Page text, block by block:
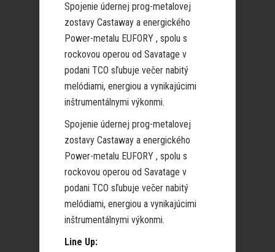
Spojenie údernej prog-metalovej
zostavy Castaway a energického
Power-metalu EUFORY , spolu s
rockovou operou od Savatage v
podani TCO sľubuje večer nabitý
melódiami, energiou a vynikajúcimi
inštrumentálnymi výkonmi.
Spojenie údernej prog-metalovej
zostavy Castaway a energického
Power-metalu EUFORY , spolu s
rockovou operou od Savatage v
podani TCO sľubuje večer nabitý
melódiami, energiou a vynikajúcimi
inštrumentálnymi výkonmi.
Line Up: